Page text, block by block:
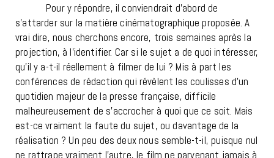
Pour y répondre, il conviendrait d’abord de
s’attarder sur la matière cinématographique proposée. A
vrai dire, nous cherchons encore, trois semaines après la
projection, à l’identifier. Car si le sujet a de quoi intéresser,
qu’il y a-t-il réellement à filmer de lui ? Mis à part les
conférences de rédaction qui révèlent les coulisses d’un
quotidien majeur de la presse française, difficile
malheureusement de s’accrocher à quoi que ce soit. Mais
est-ce vraiment la faute du sujet, ou davantage de la
réalisation ? Un peu des deux nous semble-t-il, puisque nul
ne rattrape vraiment l’autre, le film ne parvenant jamais à